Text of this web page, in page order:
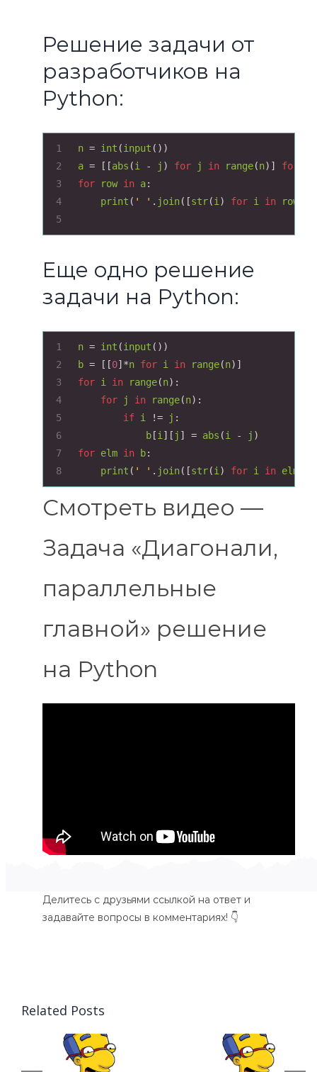
Решение задачи от
разработчиков на
Python:
1 n = int (input ())
2
a = [[abs (i - j ) for j in range(n)] for
3
for row in a:
4
print ( ' ' . join([str(i) for i in row
5
Еще одно решение
задачи на Python:
1 n = int (input ())
2
b = [[0] *n for i in range(n)]
3
for i in range(n):
4
for j in range(n):
5
if i != j :
6
b[i ][ j ] = abs (i - j )
7
for elm in b:
8
print ( ' ' . join([str(i ) for i in elm
Смотреть видео —
Задача «Диагонали,
параллельные
главной» решение
на Python
Делитесь с друзьями ссылкой на ответ и
задавайте вопросы в комментариях! 👇
Related Posts
Задача
Задача